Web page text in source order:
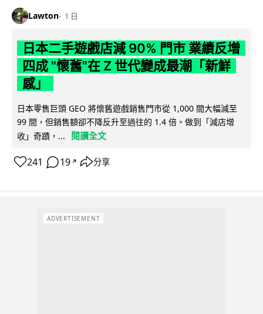
Lawton 1 日
日本二手遊戲店減 90% 門市 業績反增
四成 "懷舊"在 Z 世代變成最潮「新鮮
感」
日本零售巨頭 GEO 將懷舊遊戲銷售門市從 1,000 間大幅減至
99 間，但銷售額卻不降反升至過往的 1.4 倍。做到「減店增
收」奇蹟，...
閱讀全文
241 19 ↗ 分享
ADVERTISEMENT